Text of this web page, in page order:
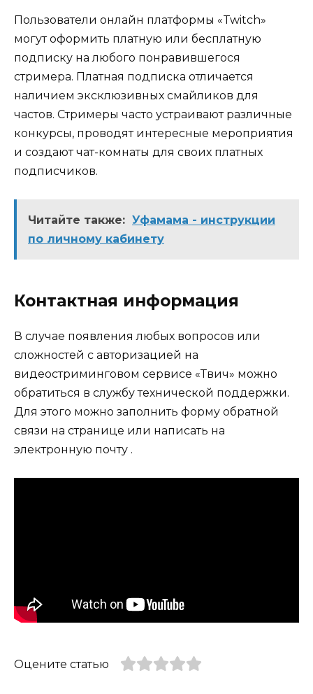
Пользователи онлайн платформы «Twitch»
могут оформить платную или бесплатную
подписку на любого понравившегося
стримера. Платная подписка отличается
наличием эксклюзивных смайликов для
частов. Стримеры часто устраивают различные
конкурсы, проводят интересные мероприятия
и создают чат-комнаты для своих платных
подписчиков.
Читайте также: Уфамама - инструкции
по личному кабинету
Контактная информация
В случае появления любых вопросов или
сложностей с авторизацией на
видеостриминговом сервисе «Твич» можно
обратиться в службу технической поддержки.
Для этого можно заполнить форму обратной
связи на странице или написать на
электронную почту .
Оцените статью